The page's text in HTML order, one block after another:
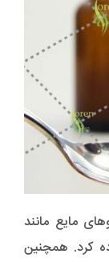
در داروهای مایع مانند
کرد. همچنین